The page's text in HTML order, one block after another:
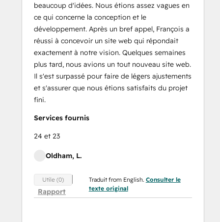
beaucoup d'idées. Nous étions assez vagues en
ce qui concerne la conception et le
développement. Après un bref appel, François a
réussi à concevoir un site web qui répondait
exactement à notre vision. Quelques semaines
plus tard, nous avions un tout nouveau site web.
Il s'est surpassé pour faire de légers ajustements
et s'assurer que nous étions satisfaits du projet
fini.
Services fournis
24 et 23
Oldham, L.
Utile (0)
Rapport
Traduit from English. Consulter le
texte original